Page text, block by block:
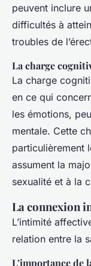
peuvent inclure
difficultés à
troubles de
La charge
La charge
en ce qui
les émotions,
mentale. Cette
particulièrement
assument la
sexualité et à la
La connexion
L’intimité
relation entre la
L’importance de